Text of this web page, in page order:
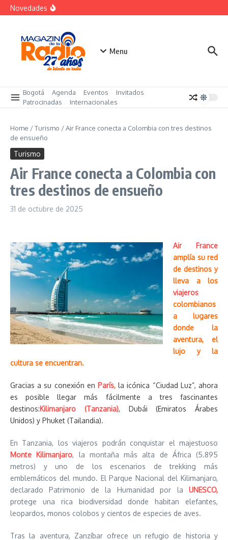
Saltar al contenido
Novedades
Menu
Bogotá Agenda Eventos
Invitados
Patrocinadas
Internacionales
Home /Turismo /Air France conecta a Colombia con tres destinos
de ensueño
Turismo
Air France conecta a Colombia con
tres destinos de ensueño
31 de octubre de 2025
Air France
amplía su red
de destinos y
lleva a los
viajeros
colombianos
a lugares
donde la
aventura, el
lujo y la
cultura se encuentran.
Gracias a su conexión en París,la icónica “Ciudad Luz”, ahora
es posible llegar más fácilmente a tres fascinantes
destinos:Kilimanjaro (Tanzania), Dubái (Emiratos Árabes
Unidos) y Phuket (Tailandia).
En Tanzania, los viajeros podrán conquistar el majestuoso
Monte Kilimanjaro, la montaña más alta de África (5.895
metros) y uno de los escenarios de trekking más
emblemáticos del mundo. El Parque Nacional del Kilimanjaro,
declarado Patrimonio de la Humanidad por la UNESCO,
protege una rica biodiversidad donde habitan elefantes,
leopardos, monos colobos y cientos de especies de aves.
Tras la aventura, Zanzíbar ofrece un refugio de historia y